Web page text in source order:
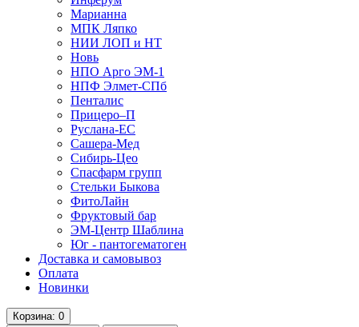
Марианна
МПК Ляпко
НИИ ЛОП и НТ
Новь
НПО Арго ЭМ-1
НПФ Элмет-СПб
Пенталис
Прицеро–П
Руслана-ЕС
Сашера-Мед
Сибирь-Цео
Спасфарм групп
Стельки Быкова
ФитоЛайн
Фруктовый бар
ЭМ-Центр Шаблина
Юг - пантогематоген
Доставка и самовывоз
Оплата
Новинки
Корзина: 0